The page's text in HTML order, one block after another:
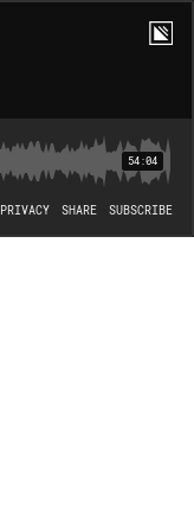
54:04
PRIVACY SHARE SUBSCRIBE